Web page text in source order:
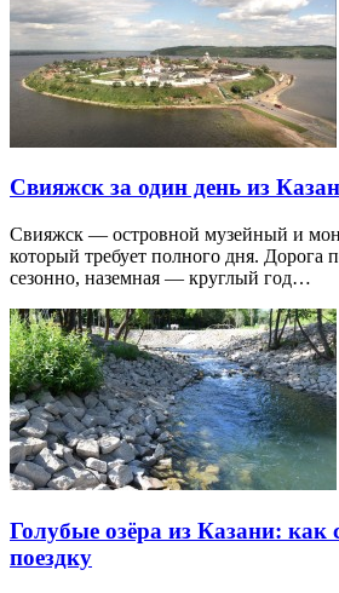
Свияжск за один день из
Свияжск — островной музейный и
который требует полного дня. Дорога
сезонно, наземная — круглый год…
Голубые озёра из Казани: как
поездку